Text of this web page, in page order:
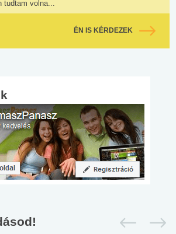
tudtam volna...
ÉN IS KÉRDEZEK